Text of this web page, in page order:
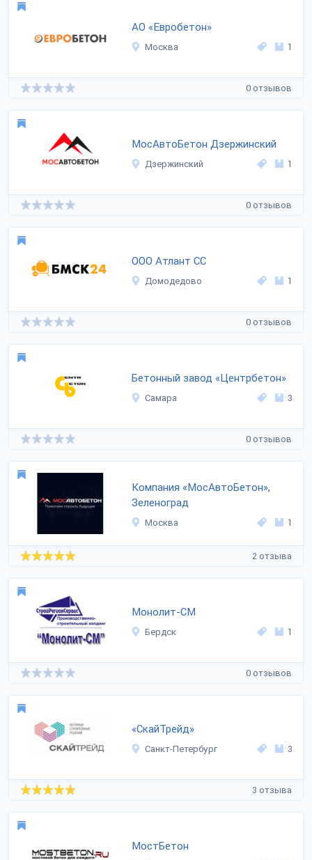
АО «Евробетон»
Москва 1
0 отзывов
МосАвтоБетон Дзержинский
Дзержинский 1
0 отзывов
ООО Атлант СС
Домодедово 1
0 отзывов
Бетонный завод «Центрбетон»
Самара 3
0 отзывов
Компания «МосАвтоБетон»,
Зеленоград
Москва 1
2 отзыва
Монолит-СМ
Бердск 1
0 отзывов
«СкайТрейд»
Санкт-Петербург 3
3 отзыва
МостБетон